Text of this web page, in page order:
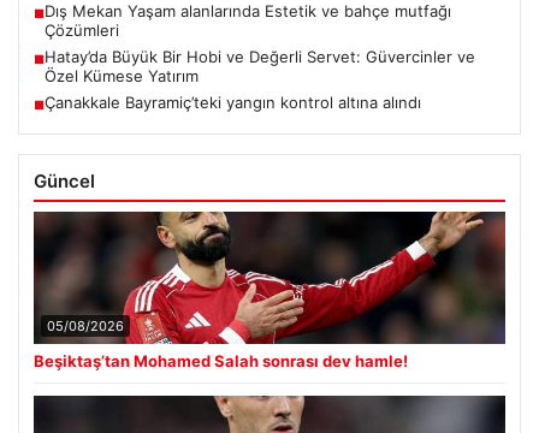
■Dış Mekan Yaşam alanlarında Estetik ve bahçe mutfağı
Çözümleri
■Hatay’da Büyük Bir Hobi ve Değerli Servet: Güvercinler ve
Özel Kümese Yatırım
■Çanakkale Bayramiç’teki yangın kontrol altına alındı
Güncel
05/08/2026
Beşiktaş’tan Mohamed Salah sonrası dev hamle!